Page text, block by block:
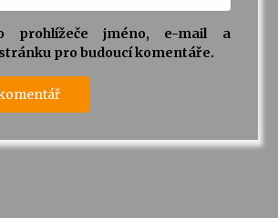
prohlížeče jméno, e-mail a
pro budoucí komentáře.